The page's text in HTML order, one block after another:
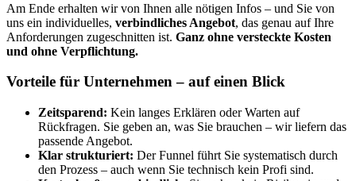
Am Ende erhalten wir von Ihnen alle nötigen Infos – und Sie von
uns ein individuelles, verbindliches Angebot, das genau auf Ihre
Anforderungen zugeschnitten ist. Ganz ohne versteckte Kosten
und ohne Verpflichtung.
Vorteile für Unternehmen – auf einen Blick
Zeitsparend: Kein langes Erklären oder Warten auf
Rückfragen. Sie geben an, was Sie brauchen – wir liefern das
passende Angebot.
Klar strukturiert: Der Funnel führt Sie systematisch durch
den Prozess – auch wenn Sie technisch kein Profi sind.